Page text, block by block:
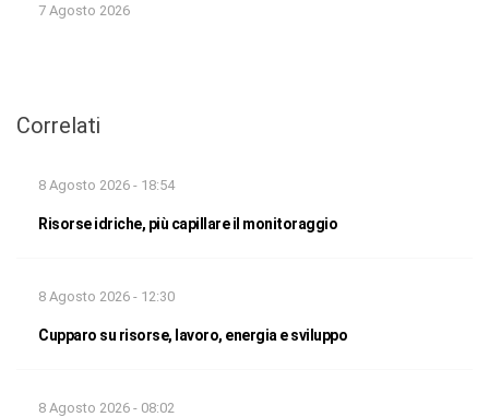
7 Agosto 2026
Correlati
8 Agosto 2026 - 18:54
Risorse idriche, più capillare il monitoraggio
8 Agosto 2026 - 12:30
Cupparo su risorse, lavoro, energia e sviluppo
8 Agosto 2026 - 08:02